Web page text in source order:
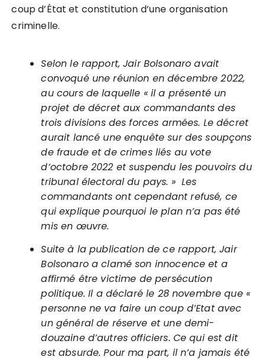
coup d’État et constitution d’une organisation
criminelle.
Selon le rapport, Jair Bolsonaro avait
convoqué une réunion en décembre 2022,
au cours de laquelle « il a présenté un
projet de décret aux commandants des
trois divisions des forces armées. Le décret
aurait lancé une enquête sur des soupçons
de fraude et de crimes liés au vote
d’octobre 2022 et suspendu les pouvoirs du
tribunal électoral du pays. » Les
commandants ont cependant refusé, ce
qui explique pourquoi le plan n’a pas été
mis en œuvre.
Suite à la publication de ce rapport, Jair
Bolsonaro a clamé son innocence et a
affirmé être victime de persécution
politique. Il a déclaré le 28 novembre que «
personne ne va faire un coup d’Etat avec
un général de réserve et une demi-
douzaine d’autres officiers. Ce qui est dit
est absurde. Pour ma part, il n’a jamais été